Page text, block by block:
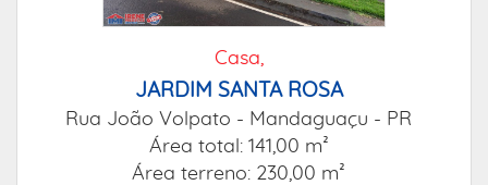
Casa,
JARDIM SANTA ROSA
Rua João Volpato - Mandaguaçu - PR
Área total: 141,00 m²
Área terreno: 230,00 m²